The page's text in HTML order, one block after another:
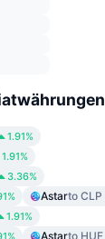
1.91%
1.91%
3.36%
Astarto CLP
1.91%
Astarto HUF